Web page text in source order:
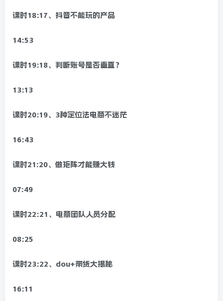
课时18:17、抖音不能玩的产品
14:53
课时19:18、判断账号是否垂直？
13:13
课时20:19、3种定位法电商不迷茫
16:43
课时21:20、做矩阵才能赚大钱
07:49
课时22:21、电商团队人员分配
08:25
课时23:22、dou+带货大揭秘
16:11